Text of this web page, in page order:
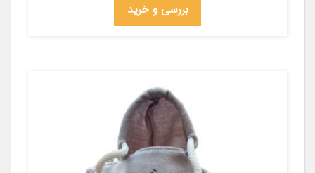
بررسی و خرید